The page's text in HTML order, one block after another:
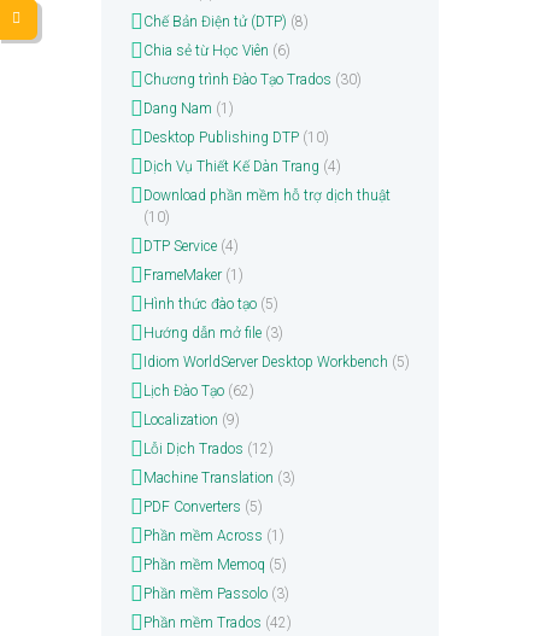
Chế Bản Điện tử (DTP) (8)
Chia sẻ từ Học Viên (6)
Chương trình Đào Tạo Trados (30)
Dang Nam (1)
Desktop Publishing DTP(10)
Dịch Vụ Thiết Kế Dàn Trang (4)
Download phần mềm hỗ trợ dịch thuật
(10)
DTP Service(4)
FrameMaker(1)
Hình thức đào tạo(5)
Hướng dẫn mở file(3)
Idiom WorldServer Desktop Workbench (5)
Lịch Đào Tạo(62)
Localization (9)
Lỗi Dịch Trados (12)
Machine Translation (3)
PDF Converters (5)
Phần mềm Across (1)
Phần mềm Memoq (5)
Phần mềm Passolo(3)
Phần mềm Trados (42)